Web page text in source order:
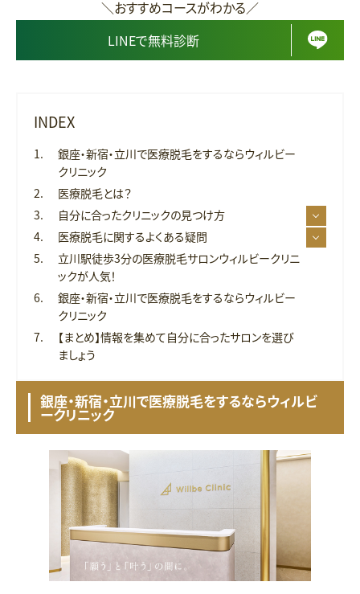
＼おすすめコースがわかる／
LINEで無料診断
INDEX
銀座・新宿・立川で医療脱毛をするならウィルビー
クリニック
医療脱毛とは？
自分に合ったクリニックの見つけ方
医療脱毛に関するよくある疑問
立川駅徒歩3分の医療脱毛サロンウィルビークリニ
ックが人気！
銀座・新宿・立川で医療脱毛をするならウィルビー
クリニック
【まとめ】情報を集めて自分に合ったサロンを選び
ましょう
銀座・新宿・立川で医療脱毛をするならウィルビ
ークリニック